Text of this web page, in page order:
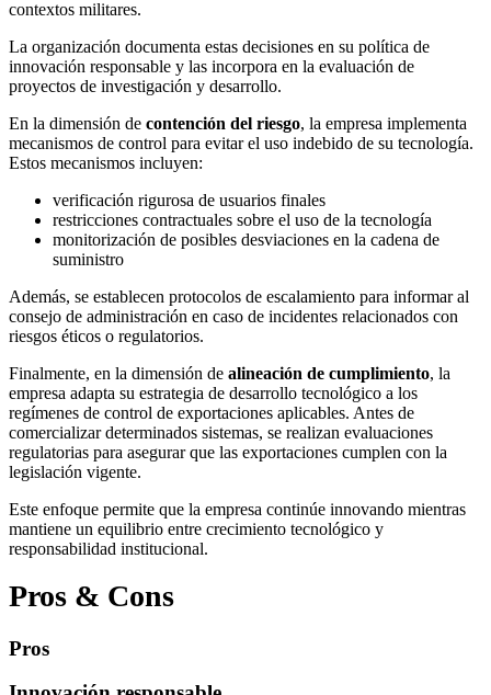
contextos militares.
La organización documenta estas decisiones en su política de
innovación responsable y las incorpora en la evaluación de
proyectos de investigación y desarrollo.
En la dimensión de contención del riesgo, la empresa implementa
mecanismos de control para evitar el uso indebido de su tecnología.
Estos mecanismos incluyen:
verificación rigurosa de usuarios finales
restricciones contractuales sobre el uso de la tecnología
monitorización de posibles desviaciones en la cadena de
suministro
Además, se establecen protocolos de escalamiento para informar al
consejo de administración en caso de incidentes relacionados con
riesgos éticos o regulatorios.
Finalmente, en la dimensión de alineación de cumplimiento, la
empresa adapta su estrategia de desarrollo tecnológico a los
regímenes de control de exportaciones aplicables. Antes de
comercializar determinados sistemas, se realizan evaluaciones
regulatorias para asegurar que las exportaciones cumplen con la
legislación vigente.
Este enfoque permite que la empresa continúe innovando mientras
mantiene un equilibrio entre crecimiento tecnológico y
responsabilidad institucional.
Pros & Cons
Pros